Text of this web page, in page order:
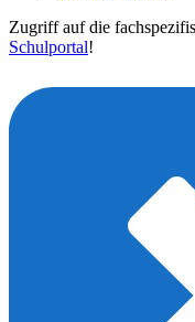
Zugriff auf die
Schulportal!